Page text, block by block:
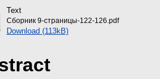
Text
Сборник 9-страницы-122-126.pdf
Download (113kB)